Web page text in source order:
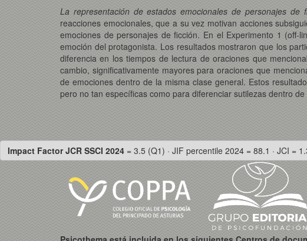
La representación de estados emocionales de personajes
reacciones emocionales, que a su vez motivan acciones
emociones de personajes de ficción. En el Experimento 1
emoción del protagonista. Los resultados mostraron que los
diferencia en los tiempos de lectura de oraciones que
cambio, significativamente mayores para oraciones que
de emociones dentro de la misma clase general. Estos
pero no tan específicas como para diferenciar sutilezas dentro
Impact Factor JCR SSCI 2024 = 3.5 (Q1) · JIF percentile 2024 = 88.1 · JCI =